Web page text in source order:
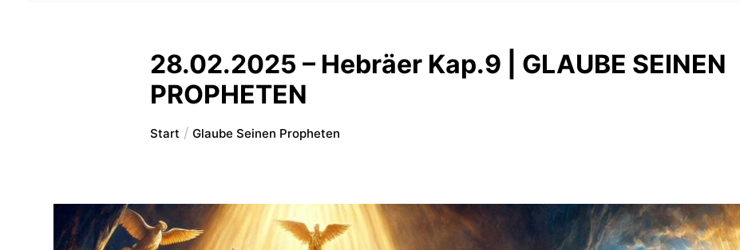
28.02.2025 – Hebräer Kap.9 | GLAUBE SEINEN
PROPHETEN
Start Glaube Seinen Propheten